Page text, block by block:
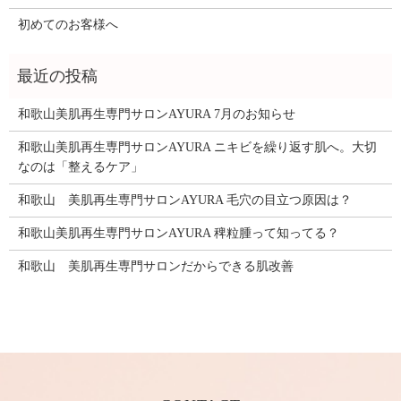
初めてのお客様へ
和歌山美肌再生専門サロンAYURA 7月のお知らせ
和歌山美肌再生専門サロンAYURA ニキビを繰り返す肌へ。大切
なのは「整えるケア」
和歌山 美肌再生専門サロンAYURA 毛穴の目立つ原因は？
和歌山美肌再生専門サロンAYURA 稗粒腫って知ってる？
和歌山 美肌再生専門サロンだからできる肌改善